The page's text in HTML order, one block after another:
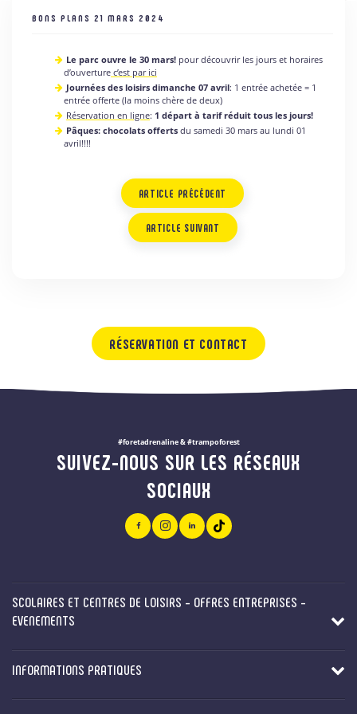
BONS PLANS 21 MARS 2024
Le parc ouvre le 30 mars! pour découvrir les jours et horaires
d’ouverture c’est par ici
Journées des loisirs dimanche 07 avril: 1 entrée achetée = 1
entrée offerte (la moins chère de deux)
Réservation en ligne: 1 départ à tarif réduit tous les jours!
Pâques: chocolats offerts du samedi 30 mars au lundi 01
avril!!!!
ARTICLE PRÉCÉDENT
ARTICLE SUIVANT
RÉSERVATION ET CONTACT
#foretadrenaline & #trampoforest
SUIVEZ-NOUS SUR LES RÉSEAUX
SOCIAUX
SCOLAIRES ET CENTRES DE LOISIRS - OFFRES ENTREPRISES -
EVENEMENTS
INFORMATIONS PRATIQUES